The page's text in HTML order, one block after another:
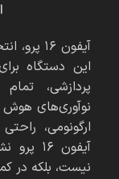
آیفون
این دستگاه
پردازشی،
نوآوری‌های هوش
ارگونومی،
آیفون
نیست، بلکه در